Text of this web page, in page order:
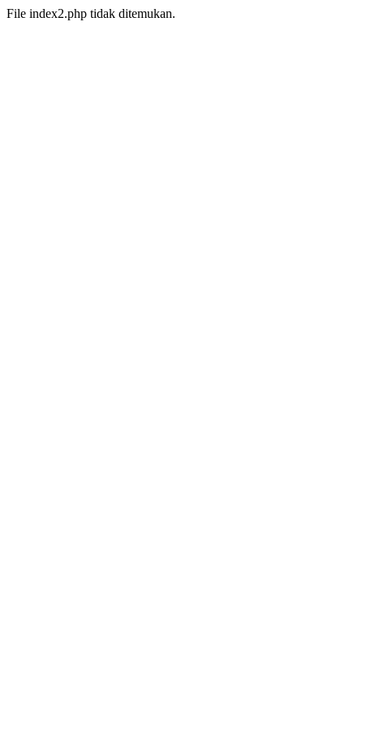
File index2.php tidak ditemukan.